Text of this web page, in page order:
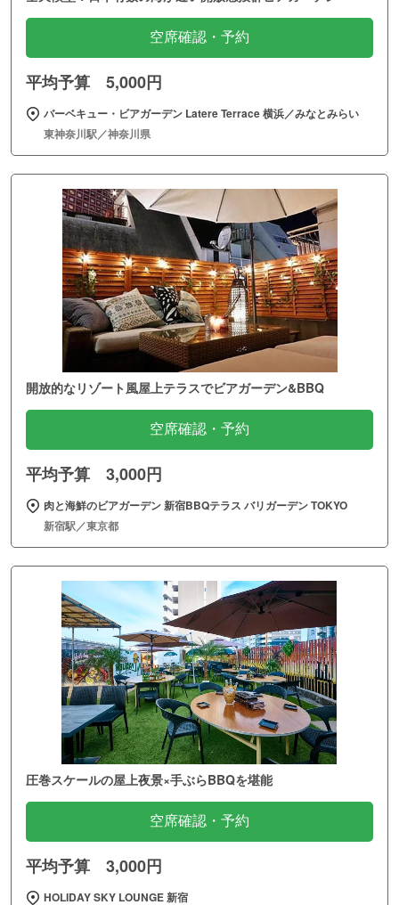
空席確認・予約
平均予算 5,000円
バーベキュー・ビアガーデン Latere Terrace 横浜／みなとみらい
東神奈川駅／神奈川県
開放的なリゾート風屋上テラスでビアガーデン&BBQ
空席確認・予約
平均予算 3,000円
肉と海鮮のビアガーデン 新宿BBQテラス バリガーデン TOKYO
新宿駅／東京都
圧巻スケールの屋上夜景×手ぶらBBQを堪能
空席確認・予約
平均予算 3,000円
HOLIDAY SKY LOUNGE 新宿